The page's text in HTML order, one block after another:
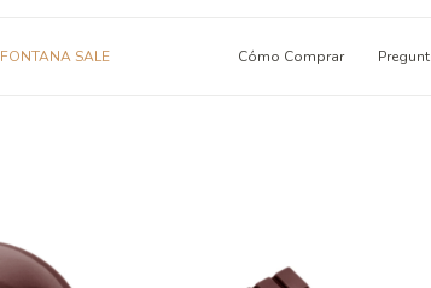
FONTANA SALE Cómo Comprar